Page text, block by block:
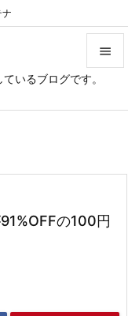
いるブログです。

次へ
ナ
の100円